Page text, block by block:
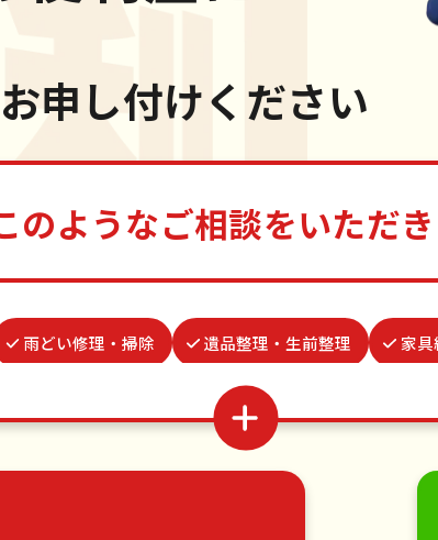
お申し付けください
のようなご相談をいただ
雨どい修理・掃除 遺品整理・生前整理 家具
カーテンレール取り付け
水道パッキン交換
植木の剪定 植